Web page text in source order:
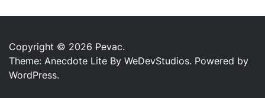
Copyright © 2026 Pevac.
Theme: Anecdote Lite By WeDevStudios. Powered by
WordPress.